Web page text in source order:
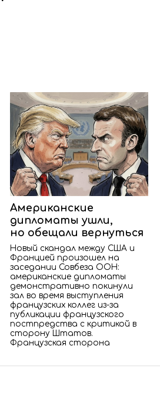
Американские
дипломаты ушли,
но обещали вернуться
Новый скандал между США и
Францией произошел на
заседании Совбеза ООН:
американские дипломаты
демонстративно покинули
зал во время выступления
французских коллег из-за
публикации французского
постпредства с критикой в
сторону Штатов.
Французская сторона